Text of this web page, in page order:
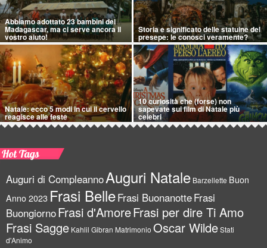
Abbiamo adottato 23 bambini del
Madagascar, ma ci serve ancora il
vostro aiuto!
Storia e significato delle statuine del
presepe: le conosci veramente?
Natale: ecco 5 modi in cui il cervello
reagisce alle feste
10 curiosità che (forse) non
sapevate sui film di Natale più
celebri
Hot Tags
Auguri di CompleannoAuguri Natale Barzellette Buon
Anno 2023 Frasi BelleFrasi BuonanotteFrasi
BuongiornoFrasi d'AmoreFrasi per dire Ti Amo
Frasi Sagge Kahlil Gibran Matrimonio Oscar WildeStati
d'Animo